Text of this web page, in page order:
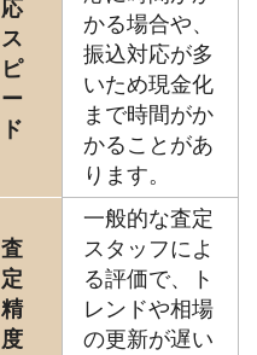
応
ス
ピ
ー
ド
かる場合や、
振込対応が多
いため現金化
まで時間がか
かることがあ
ります。
査
定
精
度
一般的な査定
スタッフによ
る評価で、ト
レンドや相場
の更新が遅い